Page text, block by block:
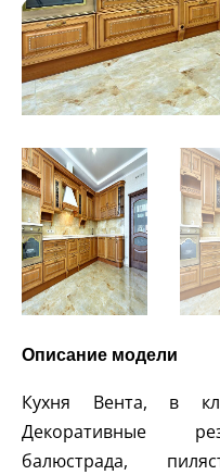
Описание модели
Кухня Вента, в
Декоративные
балюстрада,